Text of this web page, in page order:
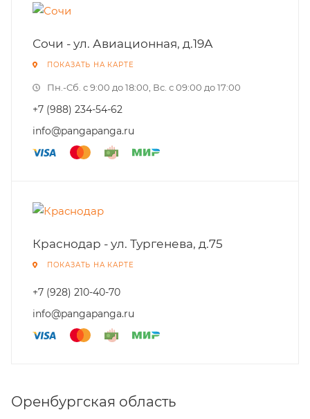
Сочи - ул. Авиационная, д.19А
ПОКАЗАТЬ НА КАРТЕ
Пн.-Cб. с 9:00 до 18:00, Вс. с 09:00 до 17:00
+7 (988) 234-54-62
info@pangapanga.ru
Краснодар - ул. Тургенева, д.75
ПОКАЗАТЬ НА КАРТЕ
+7 (928) 210-40-70
info@pangapanga.ru
Оренбургская область